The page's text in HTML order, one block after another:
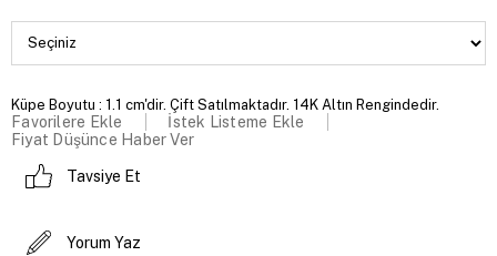
Küpe Boyutu : 1.1 cm'dir. Çift Satılmaktadır. 14K Altın Rengindedir.
Favorilere Ekle
İstek Listeme Ekle
Fiyat Düşünce Haber Ver
Tavsiye Et
Yorum Yaz